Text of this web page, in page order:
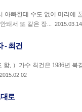
아빠한테 수도 없이 머리에
돼서 또 같은 장... 2015.03.14
- 최건
함, ）가수 최건은 1986년
2015.02.02
로